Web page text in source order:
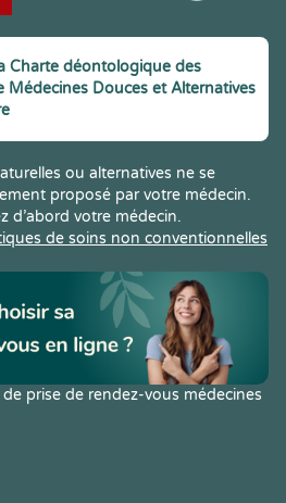
Charte déontologique des
Médecines Douces et Alternatives
ou alternatives ne se
proposé par votre médecin.
d’abord votre médecin.
de soins non conventionnelles
prise de rendez-vous médecines